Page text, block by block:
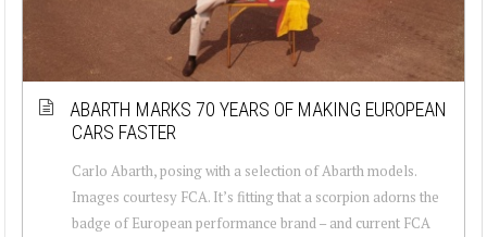
ABARTH MARKS 70 YEARS OF MAKING EUROPEAN
CARS FASTER
Carlo Abarth, posing with a selection of Abarth models.
Images courtesy FCA. It’s fitting that a scorpion adorns the
badge of European performance brand – and current FCA